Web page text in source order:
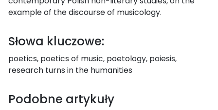
example of the discourse of musicology.
Słowa kluczowe:
poetics, poetics of music, poetology, poiesis,
research turns in the humanities
Podobne artykuły